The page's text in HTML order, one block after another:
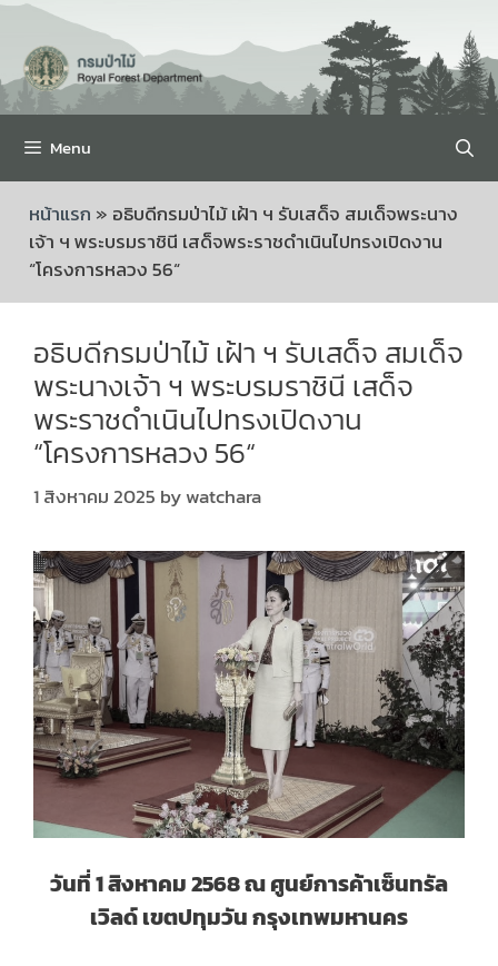
Menu
หน้าแรก » อธิบดีกรมป่าไม้ เฝ้า ฯ รับเสด็จ สมเด็จพระนาง
เจ้า ฯ พระบรมราชินี เสด็จพระราชดำเนินไปทรงเปิดงาน
“โครงการหลวง 56“
อธิบดีกรมป่าไม้ เฝ้า ฯ รับเสด็จ สมเด็จ
พระนางเจ้า ฯ พระบรมราชินี เสด็จ
พระราชดำเนินไปทรงเปิดงาน
“โครงการหลวง 56“
1 สิงหาคม 2025 bywatchara
วันที่ 1 สิงหาคม 2568 ณ ศูนย์การค้าเซ็นทรัล
เวิลด์ เขตปทุมวัน กรุงเทพมหานคร